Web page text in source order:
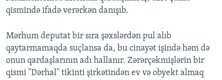
qismində ifadə verərkən danışıb.
Mərhum deputat bir sıra şəxslərdən pul alıb
qaytarmamaqda suçlansa da, bu cinayət işində həm də
onun qardaşlarının adı hallanır. Zərərçəkmişlərin bir
qismi "Dərhal" tikinti şirkətindən ev və obyekt almaq